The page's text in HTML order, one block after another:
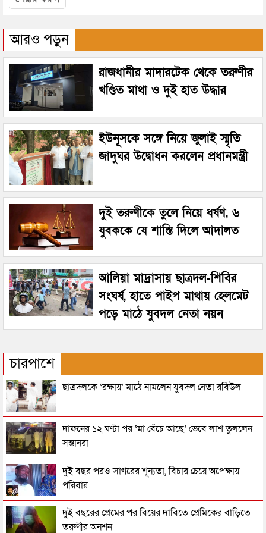
আরও পড়ুন
রাজধানীর মাদারটেক থেকে তরুণীর
খণ্ডিত মাথা ও দুই হাত উদ্ধার
ইউনূসকে সঙ্গে নিয়ে জুলাই স্মৃতি
জাদুঘর উদ্বোধন করলেন প্রধানমন্ত্রী
দুই তরুণীকে তুলে নিয়ে ধর্ষণ, ৬
যুবককে যে শাস্তি দিলে আদালত
আলিয়া মাদ্রাসায় ছাত্রদল-শিবির
সংঘর্ষ, হাতে পাইপ মাথায় হেলমেট
পড়ে মাঠে যুবদল নেতা নয়ন
চারপাশে
ছাত্রদলকে ‘রক্ষায়’ মাঠে নামলেন যুবদল নেতা রবিউল
দাফনের ১২ ঘণ্টা পর ‘মা বেঁচে আছে’ ভেবে লাশ তুললেন
সন্তানরা
দুই বছর পরও সাগরের শূন্যতা, বিচার চেয়ে অপেক্ষায়
পরিবার
দুই বছরের প্রেমের পর বিয়ের দাবিতে প্রেমিকের বাড়িতে
তরুণীর অনশন